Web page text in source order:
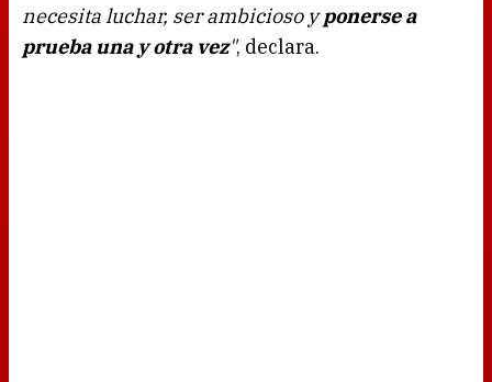
necesita luchar, ser ambicioso yponerse a
prueba una y otra vez", declara.